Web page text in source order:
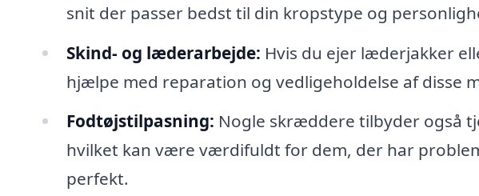
snit der passer bedst til din kropstype og
Skind- og læderarbejde: Hvis du ejer læderjakker
hjælpe med reparation og vedligeholdelse af disse
Fodtøjstilpasning: Nogle skræddere tilbyder også
hvilket kan være værdifuldt for dem, der har
perfekt.